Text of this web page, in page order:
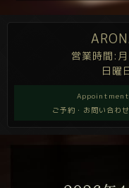
営業時間:
日
Appointment
ご予約・お問い合わせ